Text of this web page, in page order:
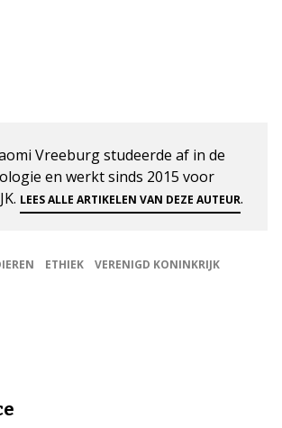
Vreeburg studeerde af in de
en werkt sinds 2015 voor
LEES ALLE ARTIKELEN VAN DEZE AUTEUR.
ETHIEK
VERENIGD KONINKRIJK